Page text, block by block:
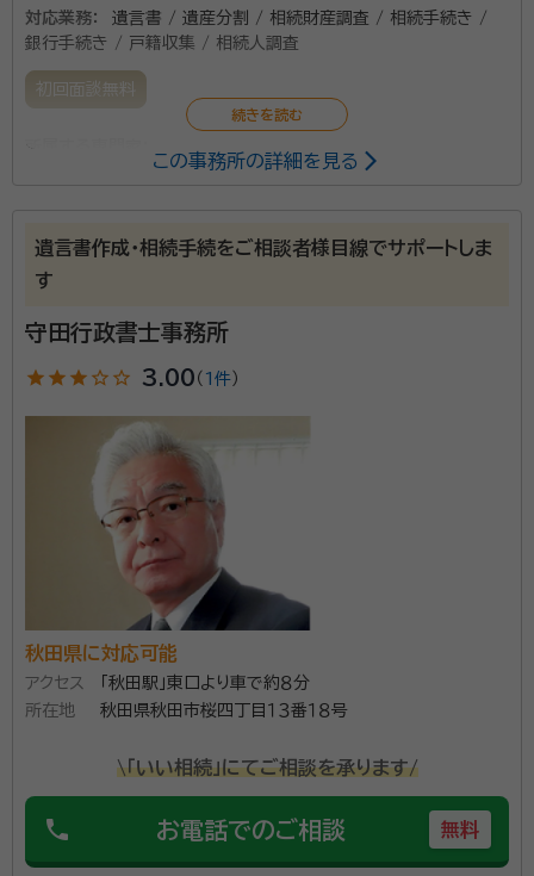
対応業務：
遺言書 / 遺産分割 / 相続財産調査 / 相続手続き /
銀行手続き / 戸籍収集 / 相続人調査
初回面談無料
遺産分割協議書の作成、相続人の調査、自動車の相続な
どうけたまわります。
資格等：行政書士、日商簿記2級、建設業経理検定2級、甲種防火管
この事務所の詳細を見る
遺言書作成・相続手続をご相談者様目線でサポートしま
す
守田行政書士事務所
star star star star_outline star_outline 3.00 （ 1件 ）
秋田県に対応可能
アクセス
「秋田駅」東口より車で約８分
所在地
秋田県秋田市桜四丁目１３番１８号
\「いい相続」にてご相談を承ります/
phone お電話でのご相談 無料